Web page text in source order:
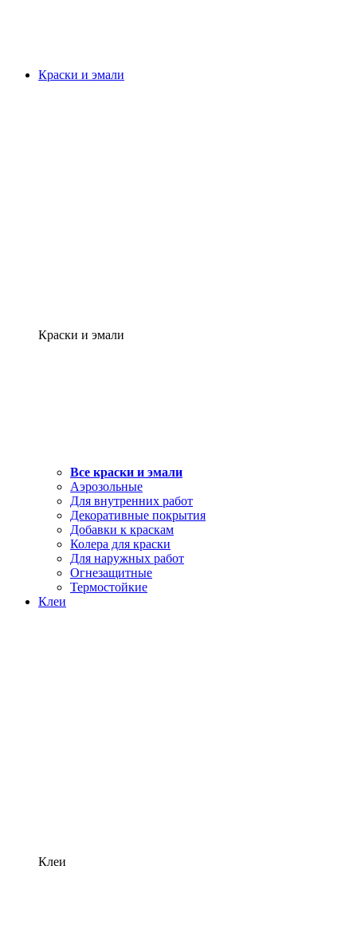
Краски и эмали
Краски и эмали
Все краски и эмали
Аэрозольные
Для внутренних работ
Декоративные покрытия
Добавки к краскам
Колера для краски
Для наружных работ
Огнезащитные
Термостойкие
Клеи
Клеи